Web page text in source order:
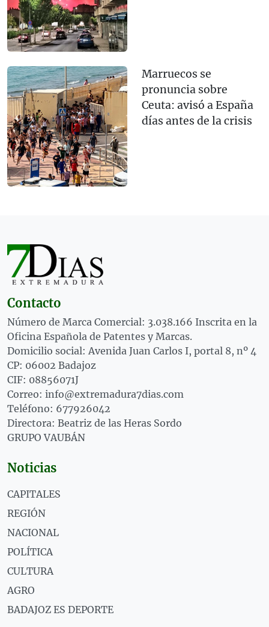
Marruecos se
pronuncia sobre
Ceuta: avisó a España
días antes de la crisis
Contacto
Número de Marca Comercial: 3.038.166 Inscrita en la
Oficina Española de Patentes y Marcas.
Domicilio social: Avenida Juan Carlos I, portal 8, nº 4
CP: 06002 Badajoz
CIF: 08856071J
Correo: info@extremadura7dias.com
Teléfono: 677926042
Directora: Beatriz de las Heras Sordo
GRUPO VAUBÁN
Noticias
CAPITALES
REGIÓN
NACIONAL
POLÍTICA
CULTURA
AGRO
BADAJOZ ES DEPORTE